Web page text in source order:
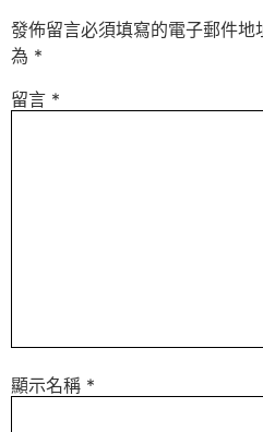
發佈留言必須填寫的電子郵件地
為 *
留言 *
顯示名稱 *